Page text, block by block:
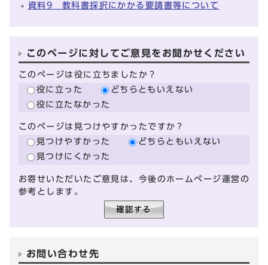
資料9 教科書採択にかかる要請書等について
このページに対してご意見をお聞かせください
このページは役に立ちましたか？
役に立った
どちらともいえない
役に立たなかった
このページは見つけやすかったですか？
見つけやすかった
どちらともいえない
見つけにくかった
お寄せいただいたご意見は、今後のホームページ運営の
参考とします。
お問い合わせ先